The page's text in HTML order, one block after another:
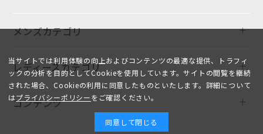
メンズカテゴリ
レディースカテゴリ
コンテンツ
当サイトでは利用体験の向上およびコンテンツの最適な提供、トラフィ
ックの分析を目的としてCookieを使用しています。サイトの閲覧を継続
された場合、Cookieの利用に同意したものといたします。詳細について
はプライバシーポリシーをご確認ください。
同意して閉じる